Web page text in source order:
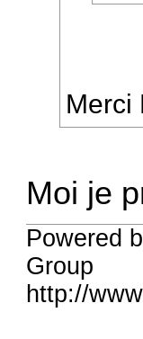
Merci
Moi je
Powered
Group
http://